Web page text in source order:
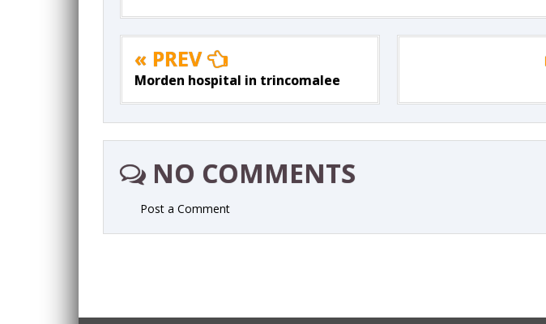
« PREV
Morden hospital in trincomalee
NO COMMENTS
Post a Comment